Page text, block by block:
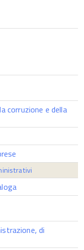
corruzione e della
di